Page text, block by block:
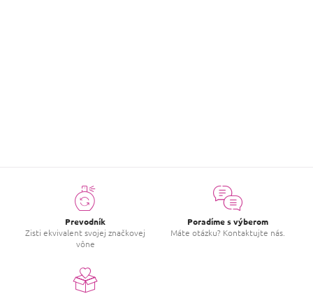
Prevodník
Zisti ekvivalent svojej značkovej
vône
Poradíme s výberom
Máte otázku? Kontaktujte nás.